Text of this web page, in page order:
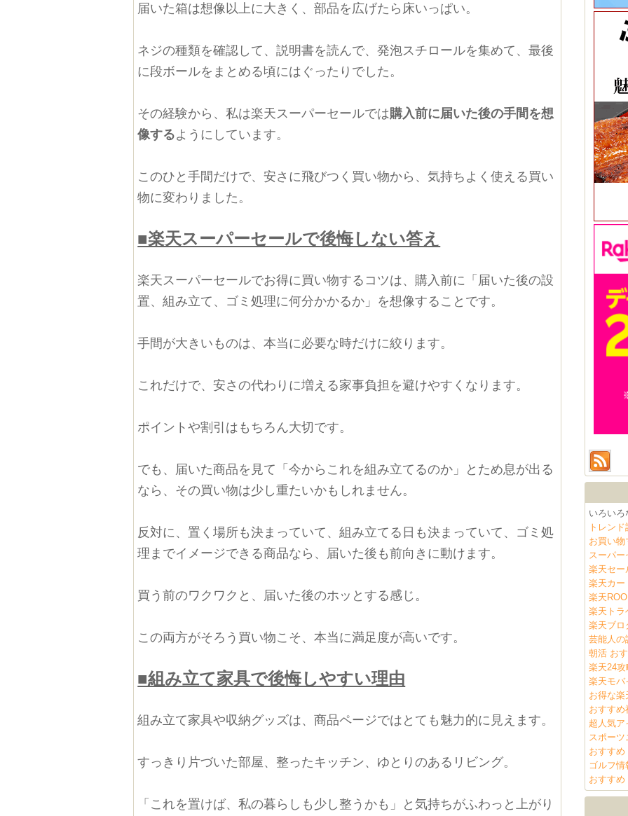
届いた箱は想像以上に大きく、部品を広げたら床いっぱい。
ネジの種類を確認して、説明書を読んで、発泡スチロールを集めて、最後
に段ボールをまとめる頃にはぐったりでした。
その経験から、私は楽天スーパーセールでは購入前に届いた後の手間を想
像するようにしています。
このひと手間だけで、安さに飛びつく買い物から、気持ちよく使える買い
物に変わりました。
■楽天スーパーセールで後悔しない答え
楽天スーパーセールでお得に買い物するコツは、購入前に「届いた後の設
置、組み立て、ゴミ処理に何分かかるか」を想像することです。
手間が大きいものは、本当に必要な時だけに絞ります。
これだけで、安さの代わりに増える家事負担を避けやすくなります。
ポイントや割引はもちろん大切です。
でも、届いた商品を見て「今からこれを組み立てるのか」とため息が出る
なら、その買い物は少し重たいかもしれません。
反対に、置く場所も決まっていて、組み立てる日も決まっていて、ゴミ処
理までイメージできる商品なら、届いた後も前向きに動けます。
買う前のワクワクと、届いた後のホッとする感じ。
この両方がそろう買い物こそ、本当に満足度が高いです。
■組み立て家具で後悔しやすい理由
組み立て家具や収納グッズは、商品ページではとても魅力的に見えます。
すっきり片づいた部屋、整ったキッチン、ゆとりのあるリビング。
「これを置けば、私の暮らしも少し整うかも」と気持ちがふわっと上がり
いろいろ
トレン
お買い物
スーパー
楽天セー
楽天カー
楽天
楽天トラ
楽天ブロ
芸能人の
朝活 お
楽天24
楽天モバ
お得な楽
おすすめ
超人気ア
スポーツ
おすす
ゴルフ
おすす